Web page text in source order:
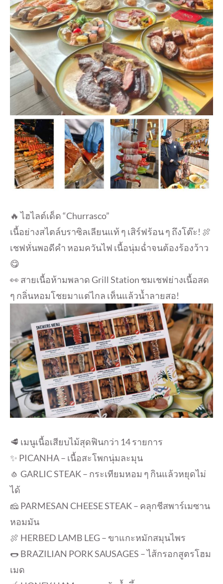
🔥 ไฮไลต์เด็ด “Churrasco”
เนื้อย่างสไตล์บราซิลเลียนแท้ ๆ เสิร์ฟร้อน ๆ ถึงโต๊ะ! 🍖
เชฟหั่นพอดีคำ หอมควันไฟ เนื้อนุ่มฉ่ำจนต้องร้องว้าว
😋
👀 สายเนื้อห้ามพลาด Grill Station ชมเชฟย่างเนื้อสด
ๆ กลิ่นหอมโชยมาแต่ไกล เห็นแล้วน้ำลายสอ!
🥩 เมนูเนื้อเสียบไม้สุดฟินกว่า 14 รายการ
✨ PICANHA – เนื้อสะโพกนุ่มละมุน
🧄 GARLIC STEAK – กระเทียมหอม ๆ กินแล้วหยุดไม่
ได้
🧀 PARMESAN CHEESE STEAK – คลุกชีสพาร์เมซาน
หอมมัน
🍖 HERBED LAMB LEG – ขาแกะหมักสมุนไพร
🌭 BRAZILIAN PORK SAUSAGES – ไส้กรอกสูตรโฮม
เมด